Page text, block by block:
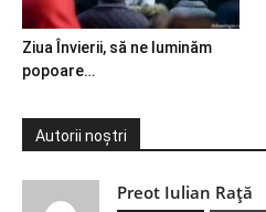
Ziua Învierii, să ne luminăm
popoare…
Autorii noștri
Preot Iulian Raţă